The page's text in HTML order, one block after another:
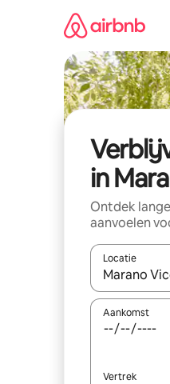
in
Ontdek
aanvoelen
Locatie
Wanneer er
Aankomst
Vertrek